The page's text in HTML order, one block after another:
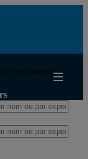
et professeurs